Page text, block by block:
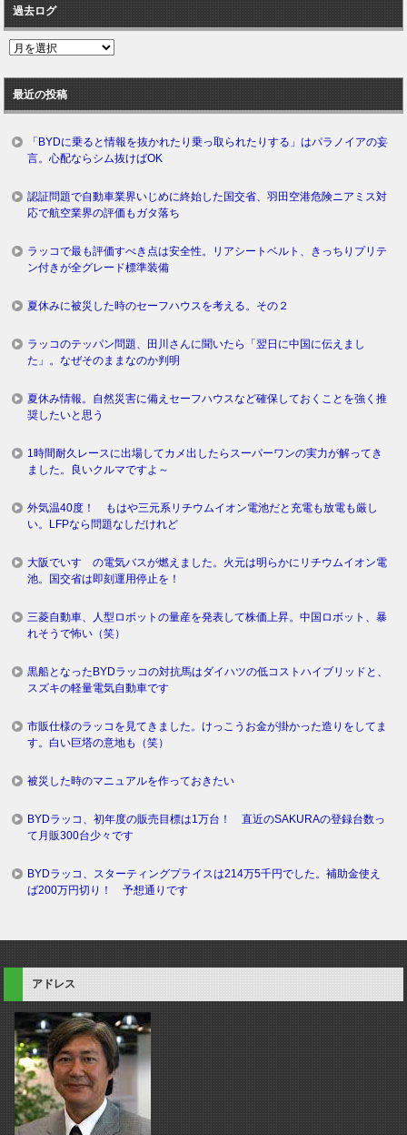
過去ログ
過
ロ
グ
最近の投稿
「BYDに乗ると情報を抜かれたり乗っ取られたりする」はパラノイアの妄
言。心配ならシム抜けばOK
認証問題で自動車業界いじめに終始した国交省、羽田空港危険ニアミス対
応で航空業界の評価もガタ落ち
ラッコで最も評価すべき点は安全性。リアシートベルト、きっちりプリテ
ン付きが全グレード標準装備
夏休みに被災した時のセーフハウスを考える。その２
ラッコのテッパン問題、田川さんに聞いたら「翌日に中国に伝えまし
た」。なぜそのままなのか判明
夏休み情報。自然災害に備えセーフハウスなど確保しておくことを強く推
奨したいと思う
1時間耐久レースに出場してカメ出したらスーパーワンの実力が解ってき
ました。良いクルマですよ～
外気温40度！ もはや三元系リチウムイオン電池だと充電も放電も厳し
い。LFPなら問題なしだけれど
大阪でいすゞの電気バスが燃えました。火元は明らかにリチウムイオン電
池。国交省は即刻運用停止を！
三菱自動車、人型ロボットの量産を発表して株価上昇。中国ロボット、暴
れそうで怖い（笑）
黒船となったBYDラッコの対抗馬はダイハツの低コストハイブリッドと、
スズキの軽量電気自動車です
市販仕様のラッコを見てきました。けっこうお金が掛かった造りをしてま
す。白い巨塔の意地も（笑）
被災した時のマニュアルを作っておきたい
BYDラッコ、初年度の販売目標は1万台！ 直近のSAKURAの登録台数っ
て月販300台少々です
BYDラッコ、スターティングプライスは214万5千円でした。補助金使え
ば200万円切り！ 予想通りです
アドレス